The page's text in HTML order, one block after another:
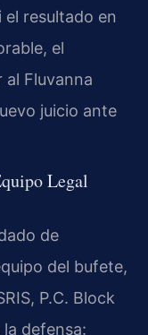
el resultado en
el
al Fluvanna
juicio ante
Legal
de
del bufete,
P.C. Block
defensa: